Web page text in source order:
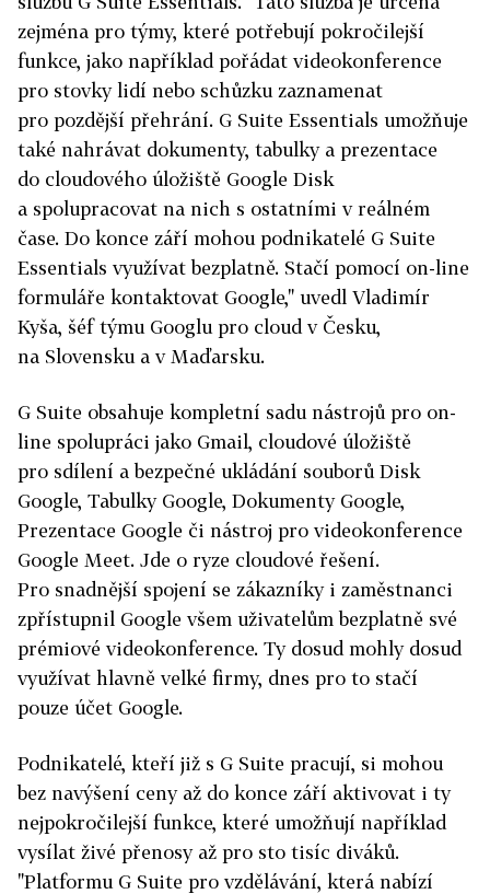
zejména pro týmy, které potřebují pokročilejší
funkce, jako například pořádat videokonference
pro stovky lidí nebo schůzku zaznamenat
pro pozdější přehrání. G Suite Essentials umožňuje
také nahrávat dokumenty, tabulky a prezentace
do cloudového úložiště Google Disk
a spolupracovat na nich s ostatními v reálném
čase. Do konce září mohou podnikatelé G Suite
Essentials využívat bezplatně. Stačí pomocí on-line
formuláře kontaktovat Google," uvedl Vladimír
Kyša, šéf týmu Googlu pro cloud v Česku,
na Slovensku a v Maďarsku.
G Suite obsahuje kompletní sadu nástrojů pro on-
line spolupráci jako Gmail, cloudové úložiště
pro sdílení a bezpečné ukládání souborů Disk
Google, Tabulky Google, Dokumenty Google,
Prezentace Google či nástroj pro videokonference
Google ­Meet. Jde o ryze cloudové řešení.
Pro snadnější spojení se zákazníky i zaměstnanci
zpřístupnil ­Google všem uživatelům bezplatně své
prémiové videokonference. Ty dosud mohly dosud
využívat hlavně velké firmy, dnes pro to stačí
pouze účet Google.
Podnikatelé, kteří již s G Suite pracují, si mohou
bez navýšení ceny až do konce září aktivovat i ty
nejpokročilejší funkce, které umožňují například
vysílat živé přenosy až pro sto tisíc diváků.
"Platformu G Suite pro vzdělávání, která nabízí